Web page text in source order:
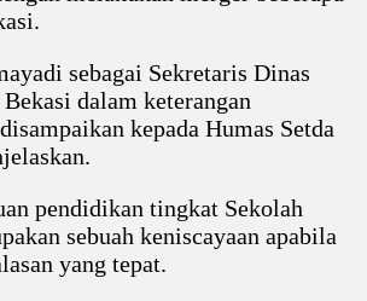
sebagai Sekretaris Dinas
dalam keterangan
kepada Humas Setda
pendidikan tingkat Sekolah
sebuah keniscayaan apabila
yang tepat.